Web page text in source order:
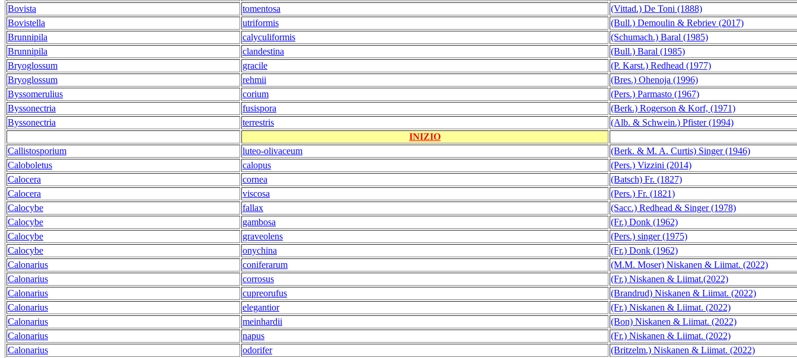
Bovista
tomentosa
(Vittad.) De Toni (1888)
Bovistella
utriformis
(Bull.) Demoulin & Rebriev (2017)
Brunnipila
calyculiformis
(Schumach.) Baral (1985)
Brunnipila
clandestina
(Bull.) Baral (1985)
Bryoglossum
gracile
(P. Karst.) Redhead (1977)
Bryoglossum
rehmii
(Bres.) Ohenoja (1996)
Byssomerulius
corium
(Pers.) Parmasto (1967)
Byssonectria
fusispora
(Berk.) Rogerson & Korf, (1971)
Byssonectria
terrestris
(Alb. & Schwein.) Pfister (1994)
INIZIO
Callistosporium
luteo-olivaceum
(Berk. & M. A. Curtis) Singer (1946)
Caloboletus
calopus
(Pers.) Vizzini (2014)
Calocera
cornea
(Batsch) Fr. (1827)
Calocera
viscosa
(Pers.) Fr. (1821)
Calocybe
fallax
(Sacc.) Redhead & Singer (1978)
Calocybe
gambosa
(Fr.) Donk (1962)
Calocybe
graveolens
(Pers.) singer (1975)
Calocybe
onychina
(Fr.) Donk (1962)
Calonarius
coniferarum
(M.M. Moser) Niskanen & Liimat. (2022)
Calonarius
corrosus
(Fr.) Niskanen & Liimat.(2022)
Calonarius
cupreorufus
(Brandrud) Niskanen & Liimat. (2022)
Calonarius
elegantior
(Fr.) Niskanen & Liimat. (2022)
Calonarius
meinhardii
(Bon) Niskanen & Liimat. (2022)
Calonarius
napus
(Fr.) Niskanen & Liimat. (2022)
Calonarius
odorifer
(Britzelm.) Niskanen & Liimat. (2022)